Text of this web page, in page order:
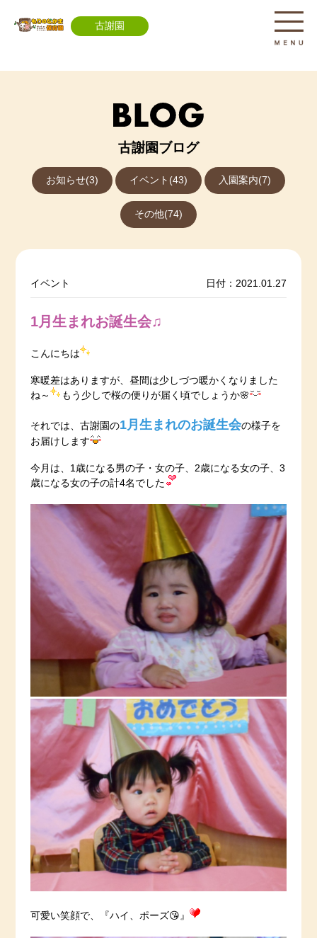
古謝園
古謝園ブログ
お知らせ(3) イベント(43) 入園案内(7)
その他(74)
イベント 日付：2021.01.27
1月生まれお誕生会♫
こんにちは
寒暖差はありますが、昼間は少しづつ暖かくなりました
ね～
もう少しで桜の便りが届く頃でしょうか🌸
それでは、古謝園の1月生まれのお誕生会の様子を
お届けします
今月は、1歳になる男の子・女の子、2歳になる女の子、3
歳になる女の子の計4名でした
可愛い笑顔で、『ハイ、ポーズ😘』